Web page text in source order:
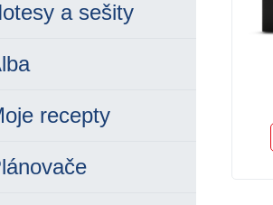
a sešity
recepty